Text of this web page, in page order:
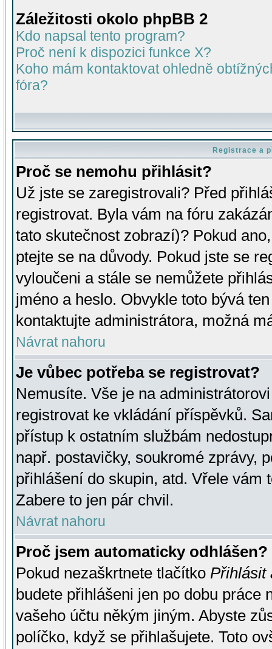
Záležitosti okolo phpBB 2
Kdo napsal tento program?
Proč není k dispozici funkce X?
Koho mám kontaktovat ohledně
fóra?
Registrace a
Proč se nemohu přihlásit?
Už jste se zaregistrovali? Před
registrovat. Byla vám na fóru
tato skutečnost zobrazí)? Pokud
ptejte se na důvody. Pokud jste se
vyloučeni a stále se nemůžete
jméno a heslo. Obvykle toto bývá
kontaktujte administrátora, možná
Návrat nahoru
Je vůbec potřeba se registrovat?
Nemusíte. Vše je na
registrovat ke vkládání příspěvků.
přístup k ostatním službám
např. postavičky, soukromé zprávy,
přihlášení do skupin, atd. Vřele vám
Zabere to jen pár chvil.
Návrat nahoru
Proč jsem automaticky odhlášen?
Pokud nezaškrtnete tlačítko Přihlásit
budete přihlášeni jen po dobu práce
vašeho účtu někým jiným. Abyste
políčko, když se přihlašujete. Toto